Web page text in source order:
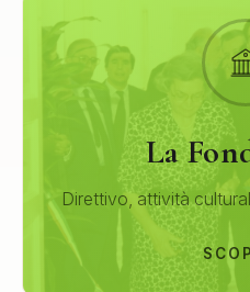
La
Direttivo, attività